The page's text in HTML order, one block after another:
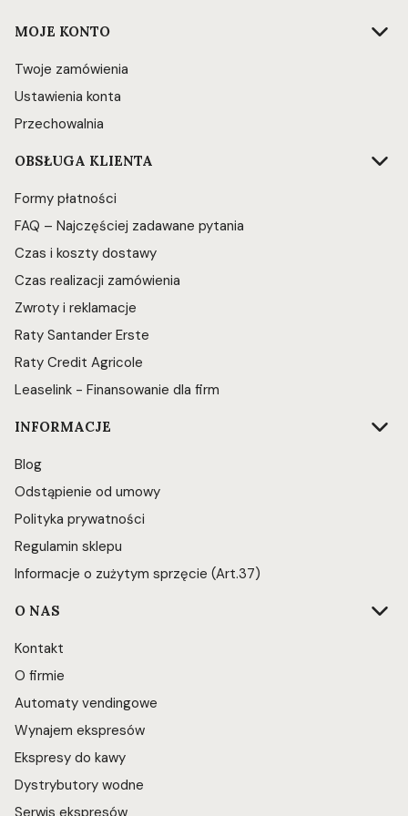
Linki w stopce
MOJE KONTO
Twoje zamówienia
Ustawienia konta
Przechowalnia
OBSŁUGA KLIENTA
Formy płatności
FAQ – Najczęściej zadawane pytania
Czas i koszty dostawy
Czas realizacji zamówienia
Zwroty i reklamacje
Raty Santander Erste
Raty Credit Agricole
Leaselink - Finansowanie dla firm
INFORMACJE
Blog
Odstąpienie od umowy
Polityka prywatności
Regulamin sklepu
Informacje o zużytym sprzęcie (Art.37)
O NAS
Kontakt
O firmie
Automaty vendingowe
Wynajem ekspresów
Ekspresy do kawy
Dystrybutory wodne
Serwis ekspresów